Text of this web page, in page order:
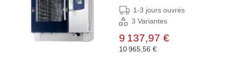
EN 400x600 ou GN
1/1 - 9kW/3x400V -
1-3 jours ouvrés
3 Variantes
9 137,97 €
10 965,56 €